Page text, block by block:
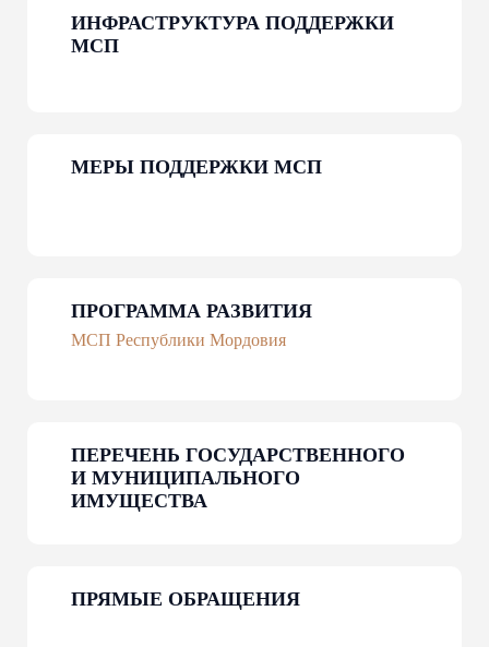
ИНФРАСТРУКТУРА ПОДДЕРЖКИ
МСП
МЕРЫ ПОДДЕРЖКИ МСП
ПРОГРАММА РАЗВИТИЯ
МСП Республики Мордовия
ПЕРЕЧЕНЬ ГОСУДАРСТВЕННОГО
И МУНИЦИПАЛЬНОГО
ИМУЩЕСТВА
ПРЯМЫЕ ОБРАЩЕНИЯ